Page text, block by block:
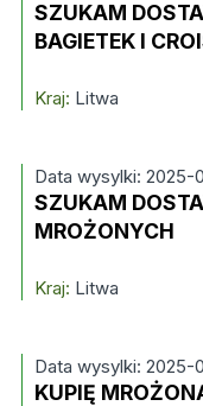
SZUKAM
BAGIETEK I
Kraj: Litwa
Data wysylki: 2025-
SZUKAM
MROŻONYCH
Kraj: Litwa
Data wysylki: 2025-
KUPIĘ